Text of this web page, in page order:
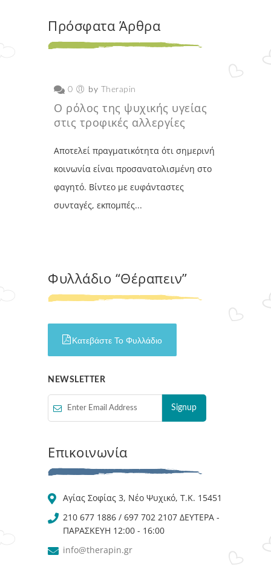
Πρόσφατα Άρθρα
0 by Therapin
Ο ρόλος της ψυχικής υγείας
στις τροφικές αλλεργίες
Αποτελεί πραγματικότητα ότι σημερινή
κοινωνία είναι προσανατολισμένη στο
φαγητό. Βίντεο με ευφάνταστες
συνταγές, εκπομπές...
Φυλλάδιο “Θέραπειν”
Κατεβάστε Το Φυλλάδιο
NEWSLETTER
Επικοινωνία
Αγίας Σοφίας 3, Νέο Ψυχικό, Τ.Κ. 15451
210 677 1886 / 697 702 2107 ΔΕΥΤΕΡΑ -
ΠΑΡΑΣΚΕΥΗ 12:00 - 16:00
info@therapin.gr